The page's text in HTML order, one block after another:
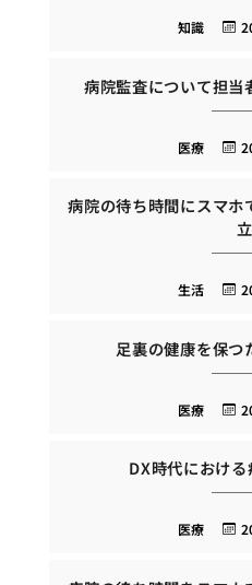
知識
病院監査について担当
医療
病院の待ち時間にスマホ
立
生活
足裏の健康を保つ
医療
DX時代におけ
医療